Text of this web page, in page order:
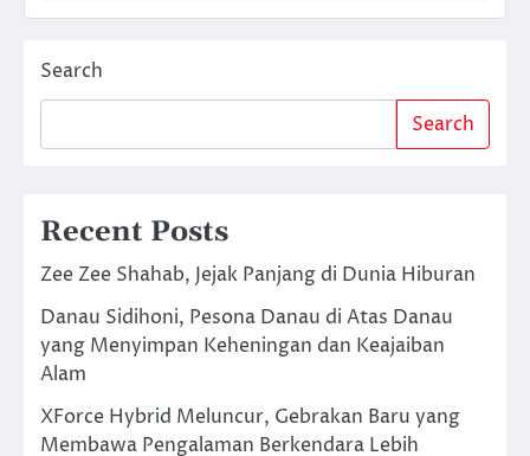
Search
Search
Recent Posts
Zee Zee Shahab, Jejak Panjang di Dunia Hiburan
Danau Sidihoni, Pesona Danau di Atas Danau
yang Menyimpan Keheningan dan Keajaiban
Alam
XForce Hybrid Meluncur, Gebrakan Baru yang
Membawa Pengalaman Berkendara Lebih